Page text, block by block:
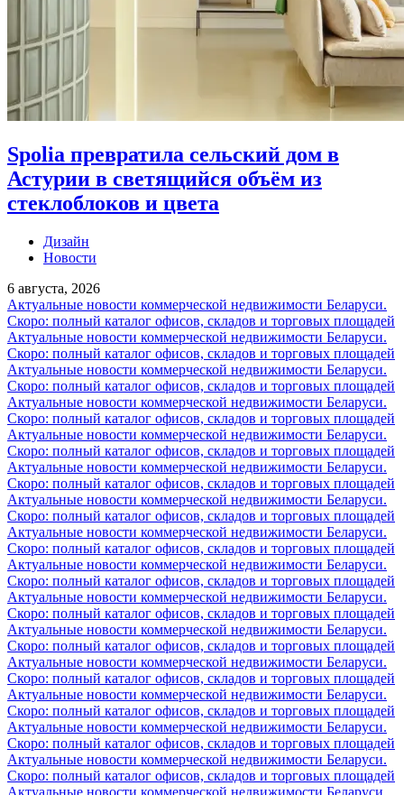
Spolia превратила сельский дом в
Астурии в светящийся объём из
стеклоблоков и цвета
Дизайн
Новости
6 августа, 2026
Актуальные новости коммерческой недвижимости Беларуси.
Скоро: полный каталог офисов, складов и торговых площадей
Актуальные новости коммерческой недвижимости Беларуси.
Скоро: полный каталог офисов, складов и торговых площадей
Актуальные новости коммерческой недвижимости Беларуси.
Скоро: полный каталог офисов, складов и торговых площадей
Актуальные новости коммерческой недвижимости Беларуси.
Скоро: полный каталог офисов, складов и торговых площадей
Актуальные новости коммерческой недвижимости Беларуси.
Скоро: полный каталог офисов, складов и торговых площадей
Актуальные новости коммерческой недвижимости Беларуси.
Скоро: полный каталог офисов, складов и торговых площадей
Актуальные новости коммерческой недвижимости Беларуси.
Скоро: полный каталог офисов, складов и торговых площадей
Актуальные новости коммерческой недвижимости Беларуси.
Скоро: полный каталог офисов, складов и торговых площадей
Актуальные новости коммерческой недвижимости Беларуси.
Скоро: полный каталог офисов, складов и торговых площадей
Актуальные новости коммерческой недвижимости Беларуси.
Скоро: полный каталог офисов, складов и торговых площадей
Актуальные новости коммерческой недвижимости Беларуси.
Скоро: полный каталог офисов, складов и торговых площадей
Актуальные новости коммерческой недвижимости Беларуси.
Скоро: полный каталог офисов, складов и торговых площадей
Актуальные новости коммерческой недвижимости Беларуси.
Скоро: полный каталог офисов, складов и торговых площадей
Актуальные новости коммерческой недвижимости Беларуси.
Скоро: полный каталог офисов, складов и торговых площадей
Актуальные новости коммерческой недвижимости Беларуси.
Скоро: полный каталог офисов, складов и торговых площадей
Актуальные новости коммерческой недвижимости Беларуси.